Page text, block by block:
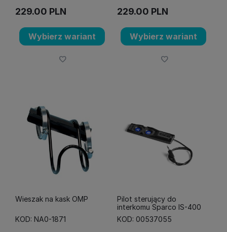
229.00 PLN
Wybierz wariant
229.00 PLN
Wybierz wariant
Wieszak na kask OMP
KOD: NA0-1871
Pilot sterujący do
interkomu Sparco IS-400
KOD: 00537055